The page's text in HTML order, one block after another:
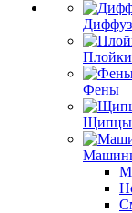
Плойки
Фены
Щипцы